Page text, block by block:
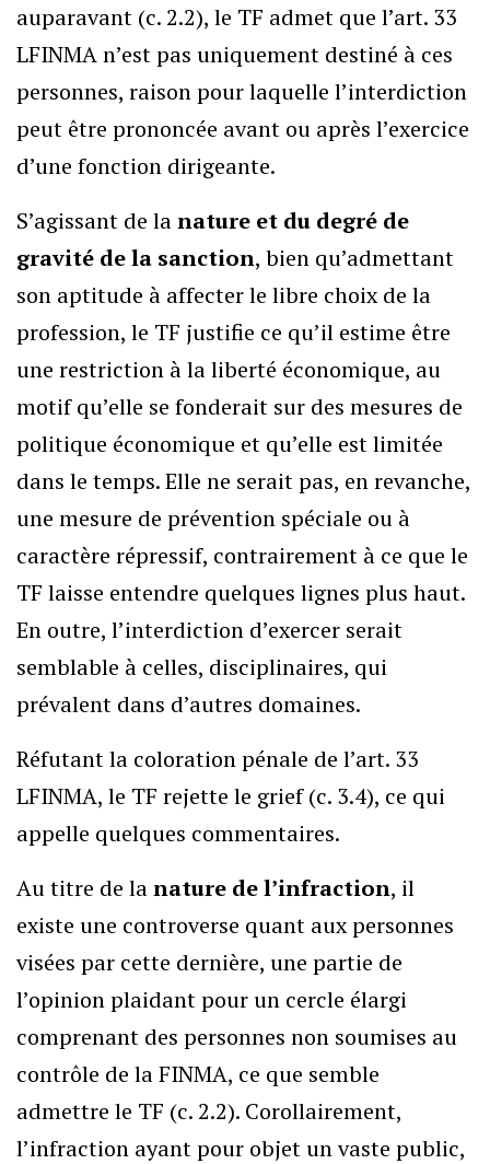
auparavant (c. 2.2), le TF admet que l’art. 33
LFINMA n’est pas uniquement destiné à ces
personnes, raison pour laquelle l’interdiction
peut être prononcée avant ou après l’exercice
d’une fonction dirigeante.
S’agissant de lanature et du degré de
gravité de la sanction, bien qu’admettant
son aptitude à affecter le libre choix de la
profession, le TF justifie ce qu’il estime être
une restriction à la liberté économique, au
motif qu’elle se fonderait sur des mesures de
politique économique et qu’elle est limitée
dans le temps. Elle ne serait pas, en revanche,
une mesure de prévention spéciale ou à
caractère répressif, contrairement à ce que le
TF laisse entendre quelques lignes plus haut.
En outre, l’interdiction d’exercer serait
semblable à celles, disciplinaires, qui
prévalent dans d’autres domaines.
Réfutant la coloration pénale de l’art. 33
LFINMA, le TF rejette le grief (c. 3.4), ce qui
appelle quelques commentaires.
Au titre de lanature de l’infraction, il
existe une controverse quant aux personnes
visées par cette dernière, une partie de
l’opinion plaidant pour un cercle élargi
comprenant des personnes non soumises au
contrôle de la FINMA, ce que semble
admettre le TF (c. 2.2). Corollairement,
l’infraction ayant pour objet un vaste public,